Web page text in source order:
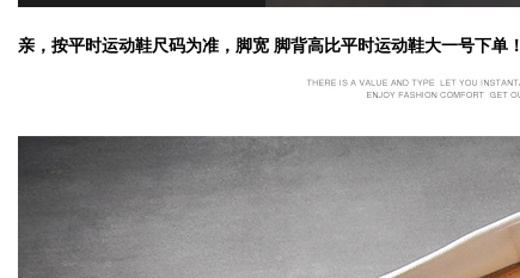
亲，按平时运动鞋尺码为准，脚宽 脚背高比平时运动鞋大一号下单！